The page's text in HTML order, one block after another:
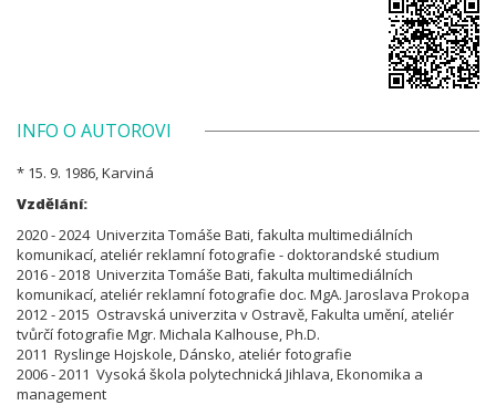
INFO O AUTOROVI
* 15. 9. 1986, Karviná
Vzdělání:
2020 - 2024 Univerzita Tomáše Bati, fakulta multimediálních
komunikací, ateliér reklamní fotografie - doktorandské studium
2016 - 2018 Univerzita Tomáše Bati, fakulta multimediálních
komunikací, ateliér reklamní fotografie doc. MgA. Jaroslava Prokopa
2012 - 2015 Ostravská univerzita v Ostravě, Fakulta umění, ateliér
tvůrčí fotografie Mgr. Michala Kalhouse, Ph.D.
2011 Ryslinge Hojskole, Dánsko, ateliér fotografie
2006 - 2011 Vysoká škola polytechnická Jihlava, Ekonomika a
management